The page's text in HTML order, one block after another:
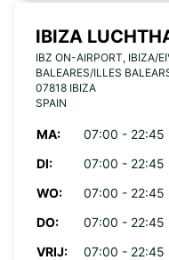
IBIZA
IBZ ON-AIRPORT, IBIZA/
BALEARES/ILLES
07818 IBIZA
SPAIN
MA:
07:00 - 22:45
DI:
07:00 - 22:45
WO:
07:00 - 22:45
DO:
07:00 - 22:45
VRIJ:
07:00 - 22:45